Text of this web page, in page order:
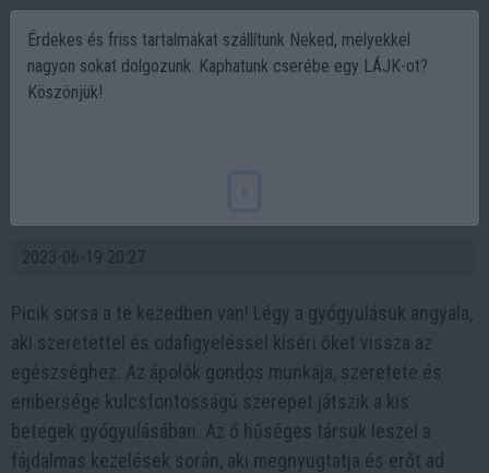
2023-06-19 20:27
Picik sorsa a te kezedben van! Légy a gyógyulásuk angyala,
aki szeretettel és odafigyeléssel kíséri őket vissza az
egészséghez. Az ápolók gondos munkája, szeretete és
embersége kulcsfontosságú szerepet játszik a kis
betegek gyógyulásában. Az ő hűséges társuk leszel a
fájdalmas kezelések során, aki megnyugtatja és erőt ad
Érdekes és friss tartalmakat szállítunk Neked, melyekkel
nagyon sokat dolgozunk. Kaphatunk cserébe egy LÁJK-ot?
Köszönjük!